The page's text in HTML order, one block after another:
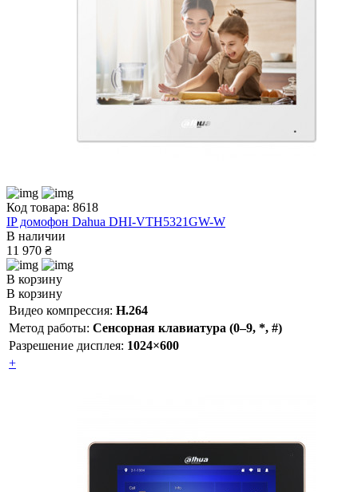
Код товара: 8618
IP домофон Dahua DHI-VTH5321GW-W
В наличии
11 970 ₴
В корзину
В корзину
Видео компрессия: H.264
Метод работы: Сенсорная клавиатура (0–9, *, #)
Разрешение дисплея: 1024×600
+